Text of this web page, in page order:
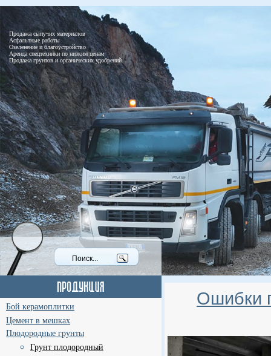
Продажа сыпучих материалов
Асфальтные работы
Озеленение и благоустройство
Аренда спецтехники по низким ценам
Продажа грунтов и органических удобрений
Бой керамоплитки
Цемент в мешках
Плодородные грунты
Грунт плодородный
Ошибки